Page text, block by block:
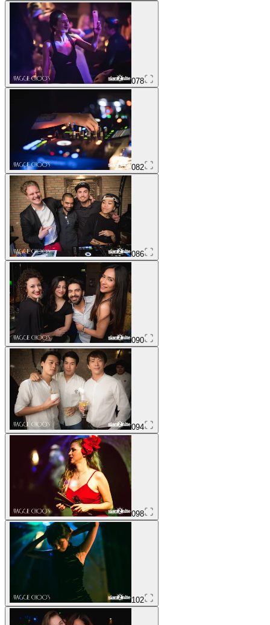
078
082
086
090
094
098
102